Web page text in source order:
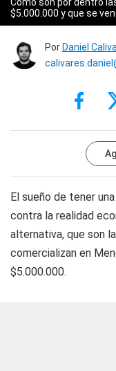
$5.000.000 y que se
Por Daniel
El sueño de tener una
contra la realidad
alternativa, que son
comercializan en
$5.000.000.